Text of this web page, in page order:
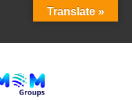
Translate »